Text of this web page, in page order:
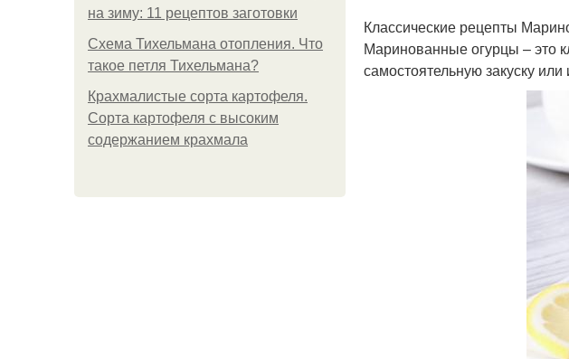
на зиму: 11 рецептов заготовки
Схема Тихельмана отопления. Что
такое петля Тихельмана?
Крахмалистые сорта картофеля.
Сорта картофеля с высоким
содержанием крахмала
Классические рецепты
Маринованные огурцы – это
самостоятельную закуску